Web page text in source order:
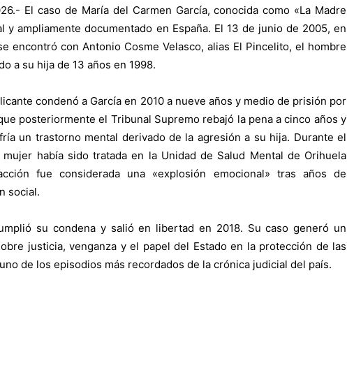
El caso de María del Carmen García, conocida como «La Madre
y ampliamente documentado en España. El 13 de junio de 2005, en
encontró con Antonio Cosme Velasco, alias El Pincelito, el hombre
a su hija de 13 años en 1998.
condenó a García en 2010 a nueve años y medio de prisión por
posteriormente el Tribunal Supremo rebajó la pena a cinco años y
un trastorno mental derivado de la agresión a su hija. Durante el
había sido tratada en la Unidad de Salud Mental de Orihuela
fue considerada una «explosión emocional» tras años de
social.
su condena y salió en libertad en 2018. Su caso generó un
justicia, venganza y el papel del Estado en la protección de las
de los episodios más recordados de la crónica judicial del país.